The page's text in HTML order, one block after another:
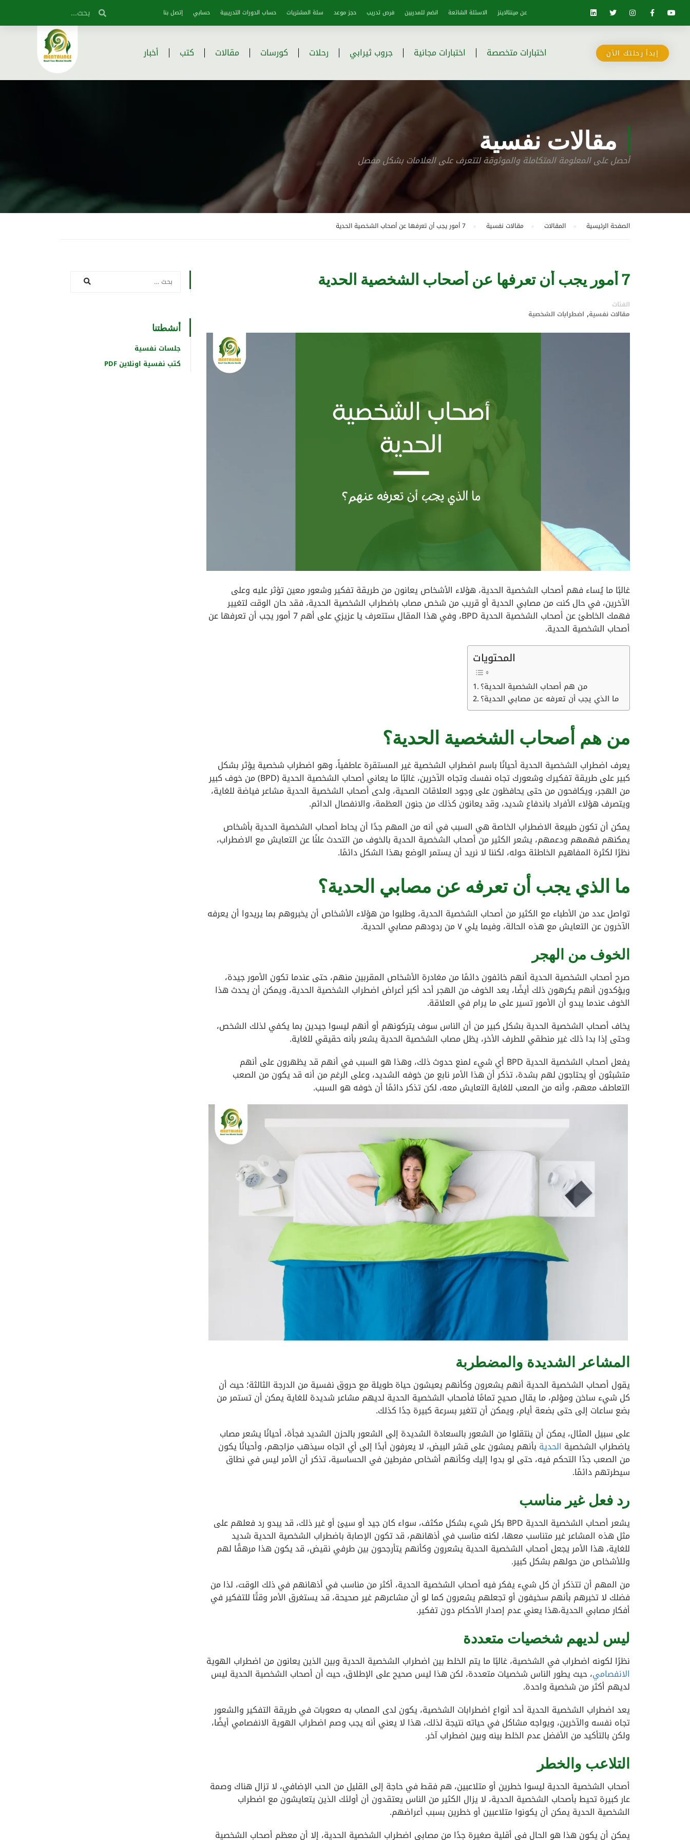
عن مينتالاينز الاسئلة الشائعة انضم للمدربين فرص تدريب حجز موعد سلة المشتريات حساب الدورات التدريبية حسابي إتصل بنا
إبدأ رحلتك الآن اختبارات متخصصة اختبارات مجانية جروب ثيرابي رحلات كورسات مقالات كتب أخبار
مقالات نفسية
أحصل على المعلومة المتكاملة والموثوقة لتتعرف على العلامات بشكل مفصل
الصفحة الرئيسية المقالات مقالات نفسية 7 أمور يجب أن تعرفها عن أصحاب الشخصية الحدية
7 أمور يجب أن تعرفها عن أصحاب الشخصية الحدية
الفئات
مقالات نفسية, اضطرابات الشخصية
غالبًا ما يُساء فهم أصحاب الشخصية الحدية، هؤلاء الأشخاص يعانون من طريقة تفكير وشعور معين تؤثر عليه وعلى
الآخرين، في حال كنت من مصابي الحدية أو قريب من شخص مصاب باضطراب الشخصية الحدية، فقد حان الوقت لتغيير
فهمك الخاطئ عن أصحاب الشخصية الحدية BPD، وفي هذا المقال ستتعرف يا عزيزي على أهم 7 أمور يجب أن تعرفها عن
أصحاب الشخصية الحدية.
المحتويات
من هم أصحاب الشخصية الحدية؟
ما الذي يجب أن تعرفه عن مصابي الحدية؟
من هم أصحاب الشخصية الحدية؟
يعرف اضطراب الشخصية الحدية أحيانًا باسم اضطراب الشخصية غير المستقرة عاطفياً، وهو اضطراب شخصية يؤثر بشكل
كبير على طريقة تفكيرك وشعورك تجاه نفسك وتجاه الآخرين، غالبًا ما يعاني أصحاب الشخصية الحدية (BPD) من خوف كبير
من الهجر، ويكافحون من حتى يحافظون على وجود العلاقات الصحية، ولدى أصحاب الشخصية الحدية مشاعر فياضة للغاية،
ويتصرف هؤلاء الأفراد باندفاع شديد، وقد يعانون كذلك من جنون العظمة، والانفصال الدائم.
يمكن أن تكون طبيعة الاضطراب الخاصة هي السبب في أنه من المهم جدًا أن يحاط أصحاب الشخصية الحدية بأشخاص
يمكنهم فهمهم ودعمهم، يشعر الكثير من أصحاب الشخصية الحدية بالخوف من التحدث علنًا عن التعايش مع الاضطراب،
نظرًا لكثرة المفاهيم الخاطئة حوله، لكننا لا نريد أن يستمر الوضع بهذا الشكل دائمًا.
ما الذي يجب أن تعرفه عن مصابي الحدية؟
تواصل عدد من الأطباء مع الكثير من أصحاب الشخصية الحدية، وطلبوا من هؤلاء الأشخاص أن يخبروهم بما يريدوا أن يعرفه
الآخرون عن التعايش مع هذه الحالة، وفيما يلي ٧ من ردودهم مصابي الحدية.
الخوف من الهجر
صرح أصحاب الشخصية الحدية أنهم خائفون دائمًا من مغادرة الأشخاص المقربين منهم، حتى عندما تكون الأمور جيدة،
ويؤكدون أنهم يكرهون ذلك أيضًا، يعد الخوف من الهجر أحد أكبر أعراض اضطراب الشخصية الحدية، ويمكن أن يحدث هذا
الخوف عندما يبدو أن الأمور تسير على ما يرام في العلاقة.
يخاف أصحاب الشخصية الحدية بشكل كبير من أن الناس سوف يتركونهم أو أنهم ليسوا جيدين بما يكفي لذلك الشخص،
وحتى إذا بدا ذلك غير منطقي للطرف الأخر، يظل مصاب الشخصية الحدية يشعر بأنه حقيقي للغاية.
يفعل أصحاب الشخصية الحدية BPD أي شيء لمنع حدوث ذلك، وهذا هو السبب في أنهم قد يظهرون على أنهم
متشبثون أو يحتاجون لهم بشدة، تذكر أن هذا الأمر نابع من خوفه الشديد، وعلى الرغم من أنه قد يكون من الصعب
التعاطف معهم، وأنه من الصعب للغاية التعايش معه، لكن تذكر دائمًا أن خوفه هو السبب.
المشاعر الشديدة والمضطربة
يقول أصحاب الشخصية الحدية أنهم يشعرون وكأنهم يعيشون حياة طويلة مع حروق نفسية من الدرجة الثالثة؛ حيث أن
كل شيء ساخن ومؤلم، ما يقال صحيح تمامًا فأصحاب الشخصية الحدية لديهم مشاعر شديدة للغاية يمكن أن تستمر من
بضع ساعات إلى حتى بضعة أيام، ويمكن أن تتغير بسرعة كبيرة جدًا كذلك.
على سبيل المثال، يمكن أن ينتقلوا من الشعور بالسعادة الشديدة إلى الشعور بالحزن الشديد فجأة، أحيانًا يشعر مصاب
ياضطراب الشخصية الحدية بأنهم يمشون على قشر البيض، لا يعرفون أبدًا إلى أي اتجاه سيذهب مزاجهم، وأحيانًا يكون
من الصعب جدًا التحكم فيه، حتى لو بدوا إليك وكأنهم أشخاص مفرطين في الحساسية، تذكر أن الأمر ليس في نطاق
سيطرتهم دائمًا.
رد فعل غير مناسب
يشعر أصحاب الشخصية الحدية BPD بكل شيء بشكل مكثف، سواء كان جيد أو سيئ أو غير ذلك، قد يبدو رد فعلهم على
مثل هذه المشاعر غير متناسب معها، لكنه مناسب في أذهانهم، قد تكون الإصابة باضطراب الشخصية الحدية شديد
للغاية، هذا الأمر يجعل أصحاب الشخصية الحدية يشعرون وكأنهم يتأرجحون بين طرفي نقيض، قد يكون هذا مرهقًا لهم
وللأشخاص من حولهم بشكل كبير.
من المهم أن تتذكر أن كل شيء يفكر فيه أصحاب الشخصية الحدية، أكثر من مناسب في أذهانهم في ذلك الوقت، لذا من
فضلك لا تخبرهم بأنهم سخيفون أو تجعلهم يشعرون كما لو أن مشاعرهم غير صحيحة، قد يستغرق الأمر وقتًا للتفكير في
أفكار مصابي الحدية،هذا يعني عدم إصدار الأحكام دون تفكير.
ليس لديهم شخصيات متعددة
نظرًا لكونه اضطراب في الشخصية، غالبًا ما يتم الخلط بين اضطراب الشخصية الحدية وبين الذين يعانون من اضطراب الهوية
الانفصامي، حيث يطور الناس شخصيات متعددة، لكن هذا ليس صحيح على الإطلاق، حيث أن أصحاب الشخصية الحدية ليس
لديهم أكثر من شخصية واحدة.
يعد اضطراب الشخصية الحدية أحد أنواع اضطرابات الشخصية، يكون لدى المصاب به صعوبات في طريقة التفكير والشعور
تجاه نفسه والآخرين، ويواجه مشاكل في حياته نتيجة لذلك، هذا لا يعني أنه يجب وصم اضطراب الهوية الانفصامي أيضًا،
ولكن بالتأكيد من الأفضل عدم الخلط بينه وبين اضطراب آخر.
التلاعب والخطر
أصحاب الشخصية الحدية ليسوا خطرين أو متلاعبين، هم فقط في حاجة إلى القليل من الحب الإضافي، لا تزال هناك وصمة
عار كبيرة تحيط بأصحاب الشخصية الحدية، لا يزال الكثير من الناس يعتقدون أن أولئك الذين يتعايشون مع اضطراب
الشخصية الحدية يمكن أن يكونوا متلاعبين أو خطرين بسبب أعراضهم.
يمكن أن يكون هذا هو الحال في أقلية صغيرة جدًا من مصابي اضطراب الشخصية الحدية، إلا أن معظم أصحاب الشخصية
أنشطتنا
جلسات نفسية
كتب نفسية اونلاين PDF